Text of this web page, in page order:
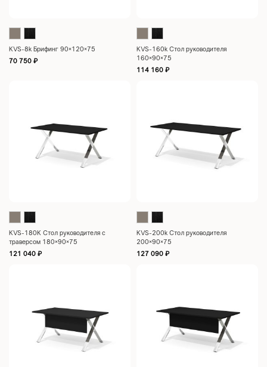
KVS-8k Брифинг 90×120×75
70 750 ₽
KVS-160k Стол руководителя
160×90×75
114 160 ₽
KVS-180K Стол руководителя с
траверсом 180×90×75
121 040 ₽
KVS-200k Стол руководителя
200×90×75
127 090 ₽